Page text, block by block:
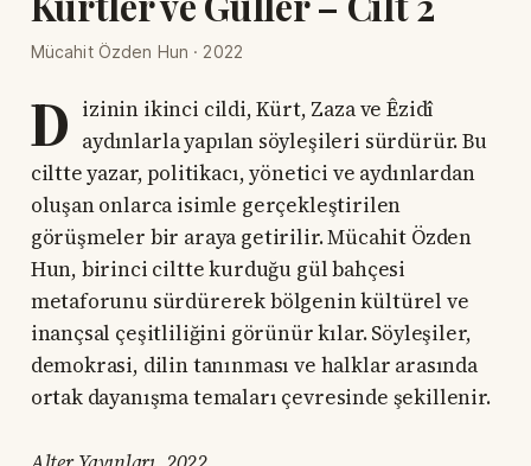
Mücahit Özden Hun · 2022
D izinin ikinci cildi, Kürt, Zaza ve Êzidî
aydınlarla yapılan söyleşileri sürdürür. Bu
ciltte yazar, politikacı, yönetici ve aydınlardan
oluşan onlarca isimle gerçekleştirilen
görüşmeler bir araya getirilir. Mücahit Özden
Hun, birinci ciltte kurduğu gül bahçesi
metaforunu sürdürerek bölgenin kültürel ve
inançsal çeşitliliğini görünür kılar. Söyleşiler,
demokrasi, dilin tanınması ve halklar arasında
ortak dayanışma temaları çevresinde şekillenir.